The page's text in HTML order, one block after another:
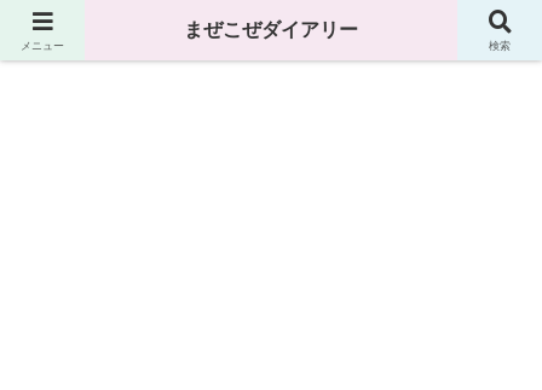
まぜこぜダイアリー
メニュー
まぜこぜダイアリー
検索